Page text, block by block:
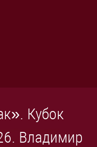
Кубок
Владимир